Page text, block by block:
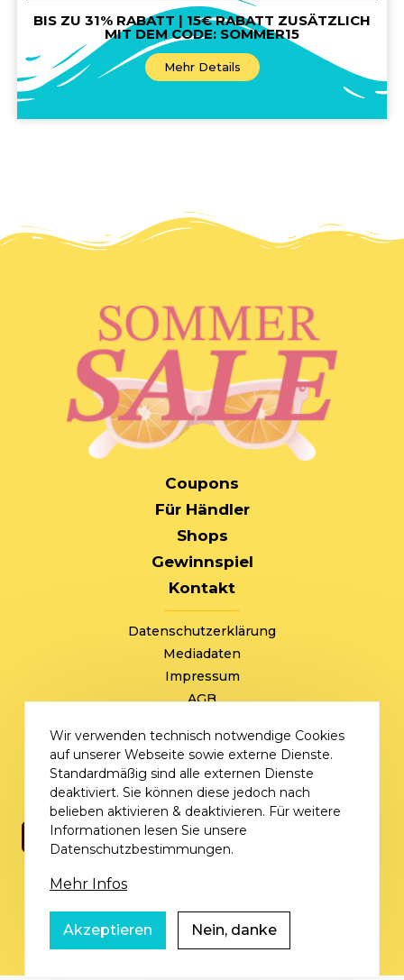
BIS ZU 31% RABATT | 15€ RABATT ZUSÄTZLICH
MIT DEM CODE: SOMMER15
Mehr Details
NAVIGATION
Coupons
Für Händler
Shops
Gewinnspiel
Kontakt
Datenschutzerklärung
Mediadaten
Impressum
AGB
sommersale@deutschlandvoucher.de
Sommer Sale – eine Kampagne der
DVM Deutschlandvoucher Media GmbH © 2026
Wir verwenden technisch notwendige Cookies
auf unserer Webseite sowie externe Dienste.
Standardmäßig sind alle externen Dienste
deaktiviert. Sie können diese jedoch nach
belieben aktivieren & deaktivieren. Für weitere
Informationen lesen Sie unsere
Datenschutzbestimmungen.
Mehr Infos
Akzeptieren Nein, danke